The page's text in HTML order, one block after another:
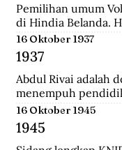
Pemilihan umum
di Hindia Belanda.
memberikan
Pembebasan Hindia
Etika Kristen
16 Oktober 1937
1937
Abdul Rivai adalah
menempuh
menempuh
mengantarkannya
mendirikan Pewarta
16 Oktober 1945
1945